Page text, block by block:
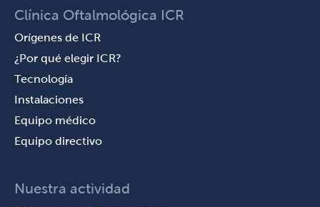
Clínica Oftalmológica ICR
Orígenes de ICR
¿Por qué elegir ICR?
Tecnología
Instalaciones
Equipo médico
Equipo directivo
Nuestra actividad